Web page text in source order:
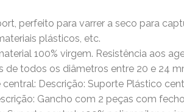
perfeito para varrer a seco para
plásticos, etc.
100% virgem. Resistência aos
todos os diâmetros entre 20 e 24
Descrição: Suporte Plástico
Gancho com 2 peças com